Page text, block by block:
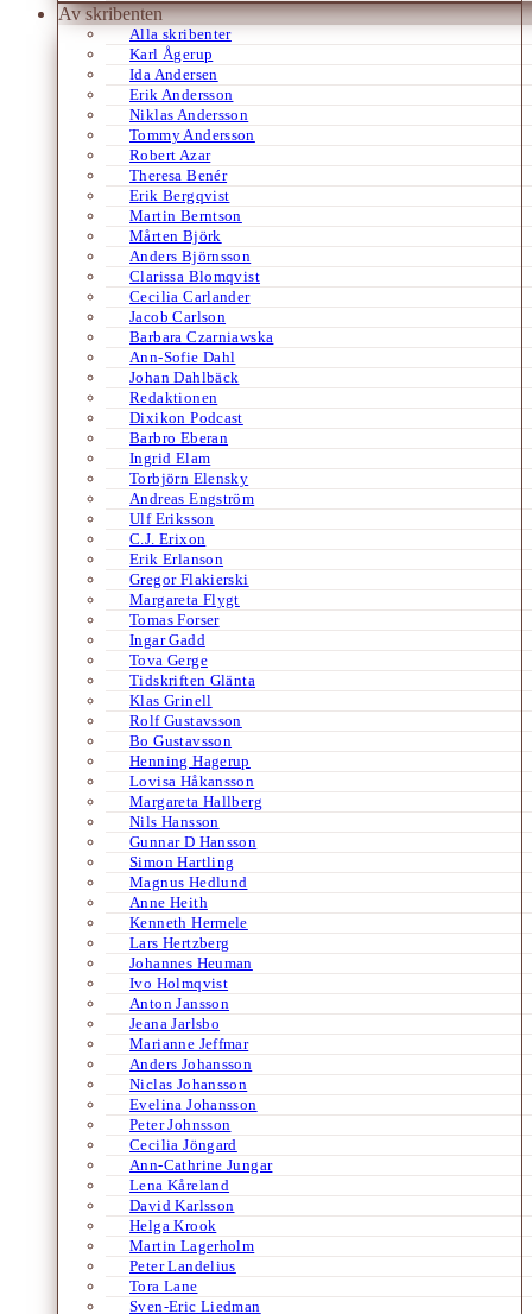
Av skribenten
Alla skribenter
Karl Ågerup
Ida Andersen
Erik Andersson
Niklas Andersson
Tommy Andersson
Robert Azar
Theresa Benér
Erik Bergqvist
Martin Berntson
Mårten Björk
Anders Björnsson
Clarissa Blomqvist
Cecilia Carlander
Jacob Carlson
Barbara Czarniawska
Ann-Sofie Dahl
Johan Dahlbäck
Redaktionen
Dixikon Podcast
Barbro Eberan
Ingrid Elam
Torbjörn Elensky
Andreas Engström
Ulf Eriksson
C.J. Erixon
Erik Erlanson
Gregor Flakierski
Margareta Flygt
Tomas Forser
Ingar Gadd
Tova Gerge
Tidskriften Glänta
Klas Grinell
Rolf Gustavsson
Bo Gustavsson
Henning Hagerup
Lovisa Håkansson
Margareta Hallberg
Nils Hansson
Gunnar D Hansson
Simon Hartling
Magnus Hedlund
Anne Heith
Kenneth Hermele
Lars Hertzberg
Johannes Heuman
Ivo Holmqvist
Anton Jansson
Jeana Jarlsbo
Marianne Jeffmar
Anders Johansson
Niclas Johansson
Evelina Johansson
Peter Johnsson
Cecilia Jöngard
Ann-Cathrine Jungar
Lena Kåreland
David Karlsson
Helga Krook
Martin Lagerholm
Peter Landelius
Tora Lane
Sven-Eric Liedman